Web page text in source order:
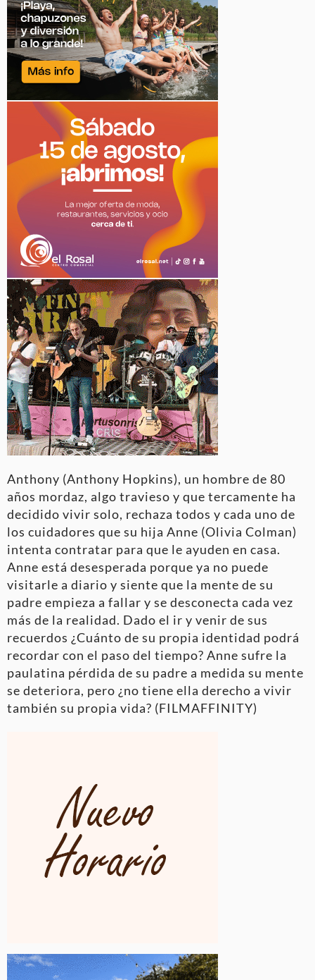
Anthony (Anthony Hopkins), un hombre de 80
años mordaz, algo travieso y que tercamente ha
decidido vivir solo, rechaza todos y cada uno de
los cuidadores que su hija Anne (Olivia Colman)
intenta contratar para que le ayuden en casa.
Anne está desesperada porque ya no puede
visitarle a diario y siente que la mente de su
padre empieza a fallar y se desconecta cada vez
más de la realidad. Dado el ir y venir de sus
recuerdos ¿Cuánto de su propia identidad podrá
recordar con el paso del tiempo? Anne sufre la
paulatina pérdida de su padre a medida su mente
se deteriora, pero ¿no tiene ella derecho a vivir
también su propia vida? (FILMAFFINITY)